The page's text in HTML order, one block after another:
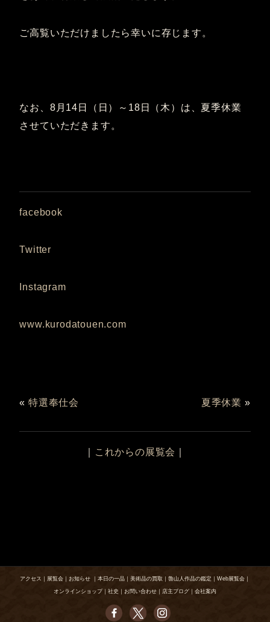
ご高覧いただけましたら幸いに存じます。
なお、8月14日（日）～18日（木）は、夏季休業
させていただきます。
facebook
Twitter
Instagram
www.kurodatouen.com
«特選奉仕会 夏季休業 »
これからの展覧会
アクセス ｜ 展覧会 ｜ お知らせ ｜ 本日の一品 ｜ 美術品の買取 ｜ 魯山人作品の鑑定 ｜ Web展覧会 ｜
オンラインショップ｜ 社史 ｜ お問い合わせ ｜ 店主ブログ ｜ 会社案内